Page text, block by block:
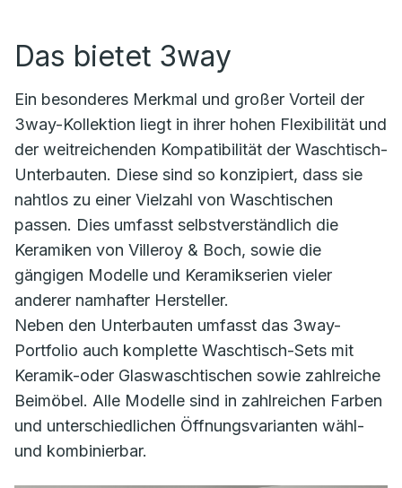
Das bietet 3way
Ein besonderes Merkmal und großer Vorteil der
3way-Kollektion liegt in ihrer hohen Flexibilität und
der weitreichenden Kompatibilität der Waschtisch-
Unterbauten. Diese sind so konzipiert, dass sie
nahtlos zu einer Vielzahl von Waschtischen
passen. Dies umfasst selbstverständlich die
Keramiken von Villeroy & Boch, sowie die
gängigen Modelle und Keramikserien vieler
anderer namhafter Hersteller.
Neben den Unterbauten umfasst das 3way-
Portfolio auch komplette Waschtisch-Sets mit
Keramik-oder Glaswaschtischen sowie zahlreiche
Beimöbel. Alle Modelle sind in zahlreichen Farben
und unterschiedlichen Öffnungsvarianten wähl-
und kombinierbar.